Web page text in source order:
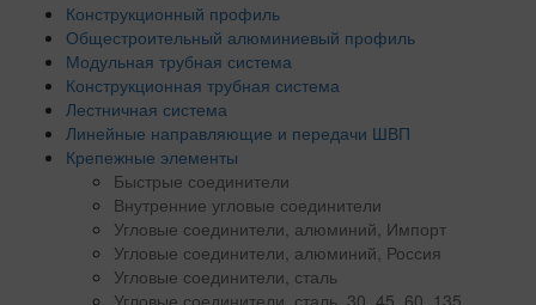
Конструкционный профиль
Общестроительный алюминиевый профиль
Модульная трубная система
Конструкционная трубная система
Лестничная система
Линейные направляющие и передачи ШВП
Крепежные элементы
Быстрые соединители
Внутренние угловые соединители
Угловые соединители, алюминий, Импорт
Угловые соединители, алюминий, Россия
Угловые соединители, сталь
Угловые соединители, сталь, 30, 45, 60, 135